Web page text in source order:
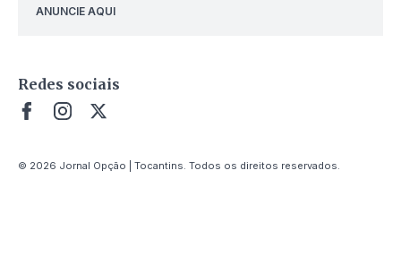
ANUNCIE AQUI
Redes sociais
© 2026 Jornal Opção | Tocantins. Todos os direitos reservados.